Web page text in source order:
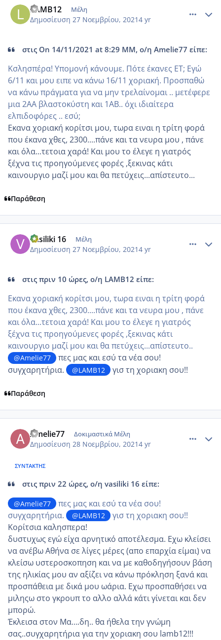
LAMB12 Μέλη
Δημοσίευση 27 Νοεμβρίου, 20214 yr
στις On 14/11/2021 at 8:29 ΜΜ, ο/η Amelie77 είπε:
Κσλησπέρα! Υπομονή κάνουμε. Πότε έκανες ΕΤ; Εγώ
6/11 και μου ειπε να κάνω 16/11 χοριακή. Προσπαθώ
να κάνω πράγματα για να μην τρελαίνομαι .. μετέφερε
μια 2ΑΑ βλαστοκύστη και 1ΑΒ.. όχι ιδιαίτερα
ελπιδοφόρες .. εσύ;
Εκανα χοριακή κορίτσι μου, τωρα ειναι η τρίτη φορά
που έκανα χθες, 2300....πάνε και τα νευρα μου , πάνε
και ο΄λα...τετοια χαρά! Και μου το έλεγε η γιατρός
ξέχνα τις προηγούμενες φορές ,ξεκινας κάτι
καινουργιο μαζί μου και θα πετύχεις...απίστευτο...
Παράθεση
vasiliki 16 Μέλη
Δημοσίευση 27 Νοεμβρίου, 20214 yr
στις πριν 10 ώρες, ο/η LAMB12 είπε:
Εκανα χοριακή κορίτσι μου, τωρα ειναι η τρίτη φορά
που έκανα χθες, 2300....πάνε και τα νευρα μου , πάνε
και ο΄λα...τετοια χαρά! Και μου το έλεγε η γιατρός
ξέχνα τις προηγούμενες φορές ,ξεκινας κάτι
καινουργιο μαζί μου και θα πετύχεις...απίστευτο..
@Amelie77
πες μας και εσύ τα νέα σου!
συγχαρητήρια.
@LAMB12 γισ τη χοριακη σου!!
Παράθεση
Amelie77 Δοκιμαστικά Μέλη
Δημοσίευση 28 Νοεμβρίου, 20214 yr
ΣΥΝΤΆΚΤΗΣ
στις πριν 22 ώρες, ο/η vasiliki 16 είπε:
@Amelie77
πες μας και εσύ τα νέα σου!
συγχαρητήρια.
@LAMB12
γισ τη χοριακη σου!!
Κορίτσια καλησπερα!
δυστυχως εγώ είχα αρνητικό αποτέλεσμα. Εχω κλείσει
να ανέβω Αθήνα σε λίγες μέρες (απο επαρχία είμαι) να
κλείσω υστεροσκοπηση και να με καθοδηγήσουν βάση
της ηλικίας μου αν αξίζει να κάνω πρόκληση ξανά και
προσπάθεια με δικά μου ωάρια. Εχω προσπαθήσει να
μιληςω στο γκρουπ το αλλο αλλά κάτι γίνεται και δεν
μπορώ.
Έκλεισα στον Μα….δη.. θα ήθελα την γνώμη
σας..συγχαρητήρια για την χοριακη σου lamb12!!!